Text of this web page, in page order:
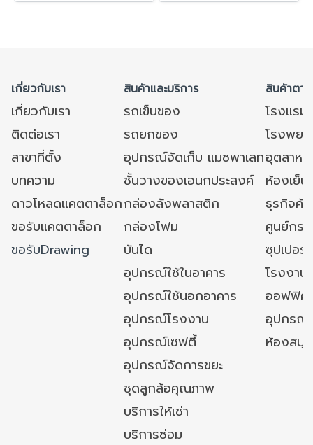
เกี่ยวกับเรา สินค้าและบริการ สินค้าตา
เกี่ยวกับเรา รถเข็นของ
โรงแร
ติดต่อเรา
รถยกของ
โรงพย
สาขาที่ตั้ง
อุปกรณ์จัดเก็บ แมชพาเลทอุตสาหก
บทความ
ชั้นวางของเอนกประสงค์
ห้องเย็
ดาวโหลดแคตตาล็อกกล่องลังพลาสติก
ธุรกิจค้
ขอรับแคตตาล็อก
กล่องโฟม
ศูนย์กร
ขอรับDrawing
บันได
ซุปเปอ
อุปกรณ์ใช้ในอาคาร
โรงงา
อุปกรณ์ใช้นอกอาคาร
ออฟฟิศ/
อุปกรณ์โรงงาน
อุปกรณ์
อุปกรณ์เซฟตี้
ห้องสมุ
อุปกรณ์จัดการขยะ
ชุดลูกล้อคุณภาพ
บริการให้เช่า
บริการซ่อม